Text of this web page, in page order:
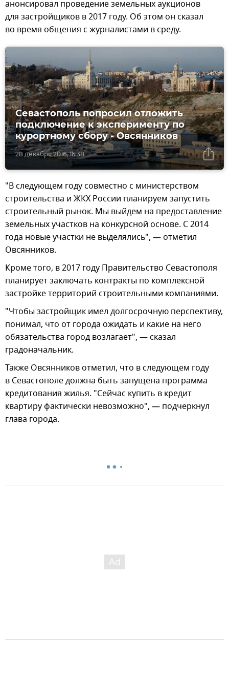
анонсировал проведение земельных аукционов
для застройщиков в 2017 году. Об этом он сказал
во время общения с журналистами в среду.
28 декабря 2016, 16:38
Севастополь попросил отложить
подключение к эксперименту по
курортному сбору - Овсянников
"В следующем году совместно с министерством
строительства и ЖКХ России планируем запустить
строительный рынок. Мы выйдем на предоставление
земельных участков на конкурсной основе. С 2014
года новые участки не выделялись", — отметил
Овсянников.
Кроме того, в 2017 году Правительство Севастополя
планирует заключать контракты по комплексной
застройке территорий строительными компаниями.
"Чтобы застройщик имел долгосрочную перспективу,
понимал, что от города ожидать и какие на него
обязательства город возлагает", — сказал
градоначальник.
Также Овсянников отметил, что в следующем году
в Севастополе должна быть запущена программа
кредитования жилья. "Сейчас купить в кредит
квартиру фактически невозможно", — подчеркнул
глава города.